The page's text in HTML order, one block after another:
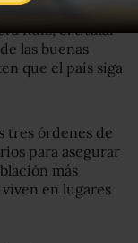
y el
Ruiz, el titular
las buenas
que el país siga
tres órdenes de
para asegurar
más
en lugares